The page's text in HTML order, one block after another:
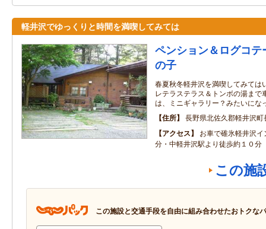
軽井沢でゆっくりと時間を満喫してみては
ペンション＆ログコ
の子
春夏秋冬軽井沢を満喫してみては
レテラステラス＆トンボの湯まで
は、ミニギャラリー？みたいにな
住所
長野県北佐久郡軽井沢
アクセス
お車で碓氷軽井沢
分・中軽井沢駅より徒歩約１０分
この施
この施設と交通手段を自由に組み合わせたおトクな